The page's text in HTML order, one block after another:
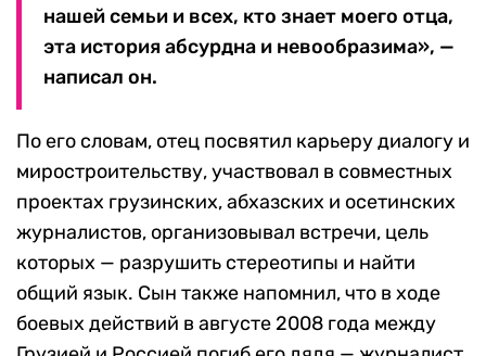
нашей семьи и всех, кто знает моего отца,
эта история абсурдна и невообразима», —
написал он.
По его словам, отец посвятил карьеру диалогу и
миростроительству, участвовал в совместных
проектах грузинских, абхазских и осетинских
журналистов, организовывал встречи, цель
которых — разрушить стереотипы и найти
общий язык. Сын также напомнил, что в ходе
боевых действий в августе 2008 года между